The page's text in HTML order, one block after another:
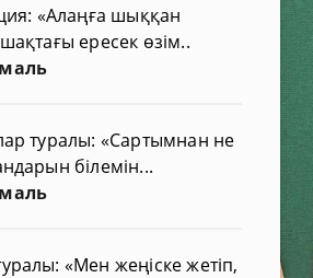
«Алаңға шыққан
ересек өзім..
туралы: «Сартымнан не
білемін...
«Мен жеңіске жетіп,